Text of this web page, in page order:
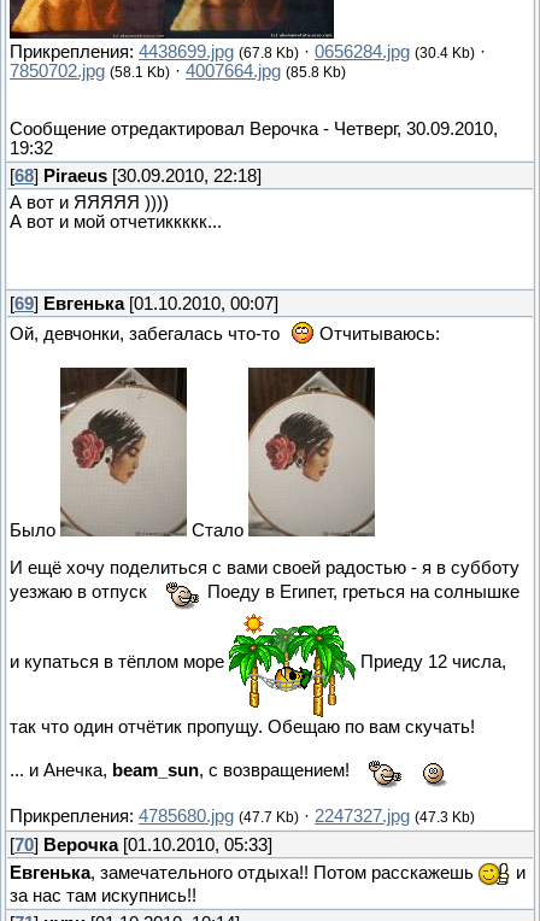
Прикрепления: 4438699.jpg (67.8 Kb) · 0656284.jpg (30.4 Kb) ·
7850702.jpg (58.1 Kb) · 4007664.jpg (85.8 Kb)
Сообщение отредактировал Верочка - Четверг, 30.09.2010,
19:32
[68] Piraeus [30.09.2010, 22:18]
А вот и ЯЯЯЯЯ ))))
А вот и мой отчетиккккк...
[69] Евгенька[01.10.2010, 00:07]
Ой, девчонки, забегалась что-то
Отчитываюсь:
Было
Стало
И ещё хочу поделиться с вами своей радостью - я в субботу
уезжаю в отпуск
Поеду в Египет, греться на солнышке
и купаться в тёплом море Приеду 12 числа,
так что один отчётик пропущу. Обещаю по вам скучать!
... и Анечка, beam_sun, с возвращением!
Прикрепления: 4785680.jpg (47.7 Kb) · 2247327.jpg (47.3 Kb)
[70] Верочка[01.10.2010, 05:33]
Евгенька, замечательного отдыха!! Потом расскажешь
и
за нас там искупнись!!